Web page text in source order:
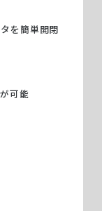
を簡単開閉
可能